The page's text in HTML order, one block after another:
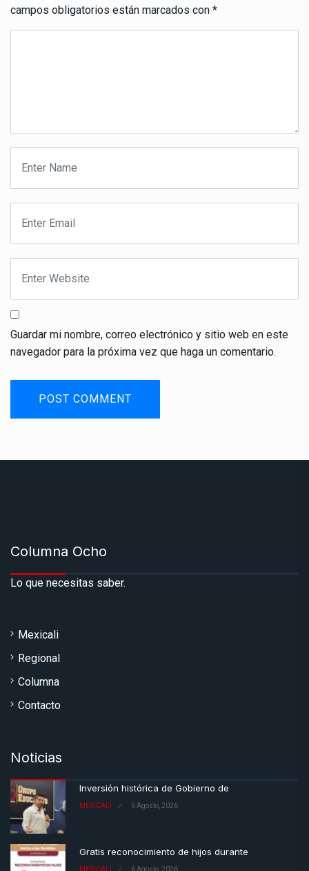
campos obligatorios están marcados con *
Guardar mi nombre, correo electrónico y sitio web en este
navegador para la próxima vez que haga un comentario.
Columna Ocho
Lo que necesitas saber.
Mexicali
Regional
Columna
Contacto
Noticias
Inversión histórica de Gobierno de
MEXICALI 6 Agosto, 2026
Gratis reconocimiento de hijos durante
MEXICALI 6 Agosto, 2026